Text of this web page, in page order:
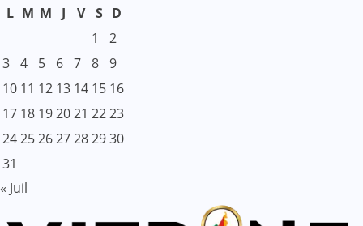
L M M J V S D
1
2
3 4 5 6 7 8 9
10 11 12 13 14 15 16
17 18 192021 2223
24252627282930
31
« Juil